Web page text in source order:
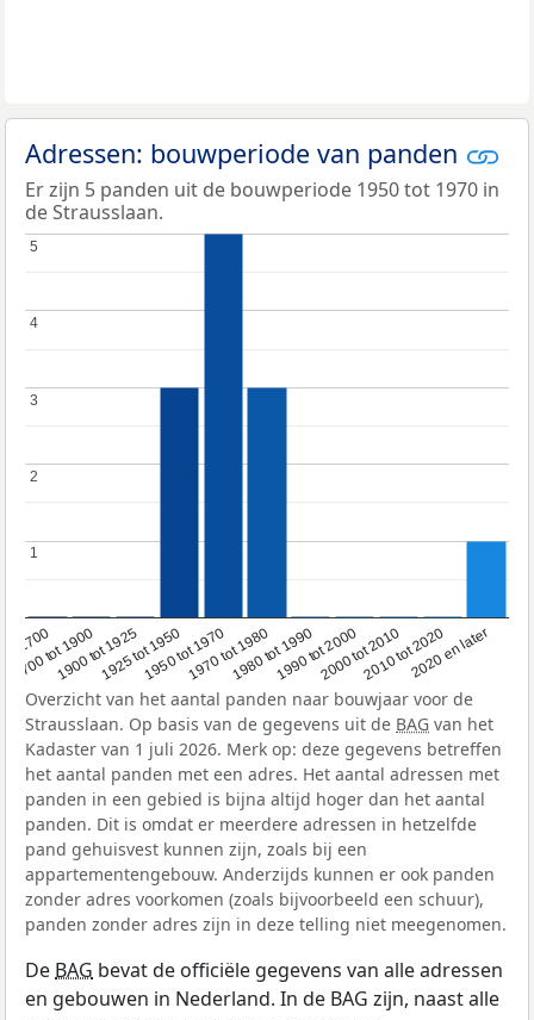
Adressen: bouwperiode van panden
Er zijn 5 panden uit de bouwperiode 1950 tot 1970 in
de Strausslaan.
1700
1700 tot 1900
1900 tot 19251925 tot 19501950 tot 19701970 tot 19801980 tot 19901990 tot 20002000 tot 20102010 tot 20202020 en later
1
1
2
2
3
3
4
4
5
5
Overzicht van het aantal panden naar bouwjaar voor de
Strausslaan. Op basis van de gegevens uit de BAG van het
Kadaster van 1 juli 2026. Merk op: deze gegevens betreffen
het aantal panden met een adres. Het aantal adressen met
panden in een gebied is bijna altijd hoger dan het aantal
panden. Dit is omdat er meerdere adressen in hetzelfde
pand gehuisvest kunnen zijn, zoals bij een
appartementengebouw. Anderzijds kunnen er ook panden
zonder adres voorkomen (zoals bijvoorbeeld een schuur),
panden zonder adres zijn in deze telling niet meegenomen.
De BAG bevat de officiële gegevens van alle adressen
en gebouwen in Nederland. In de BAG zijn, naast alle